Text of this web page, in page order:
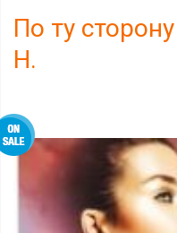
По ту
Н.